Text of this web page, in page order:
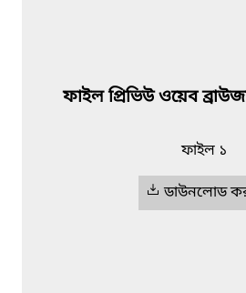
ফাইল প্রিভিউ ওয়েব
ফাইল ১
ডাউনলোড